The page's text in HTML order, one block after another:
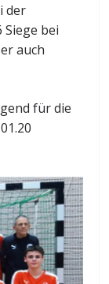
der
bei
auch
für die